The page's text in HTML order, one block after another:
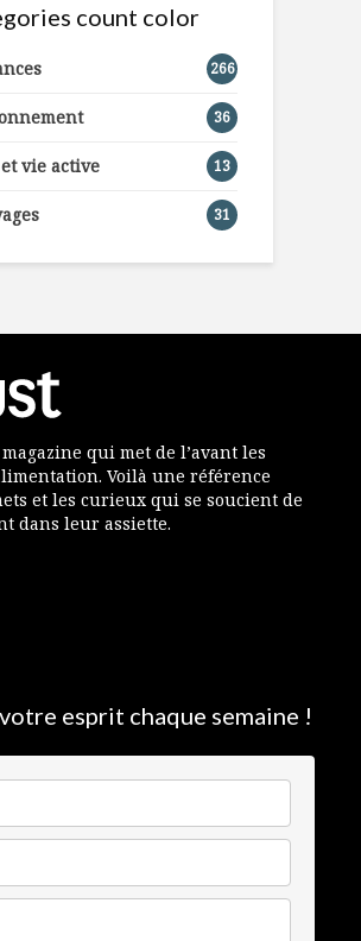
count color
266
36
vie active 13
31
qui met de l’avant les
Voilà une référence
et les curieux qui se soucient de
dans leur assiette.
esprit chaque semaine !